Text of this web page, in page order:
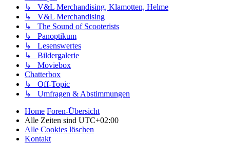
↳ V&L Merchandising, Klamotten, Helme
↳ V&L Merchandising
↳ The Sound of Scooterists
↳ Panoptikum
↳ Lesenswertes
↳ Bildergalerie
↳ Moviebox
Chatterbox
↳ Off-Topic
↳ Umfragen & Abstimmungen
Home Foren-Übersicht
Alle Zeiten sind UTC+02:00
Alle Cookies löschen
Kontakt